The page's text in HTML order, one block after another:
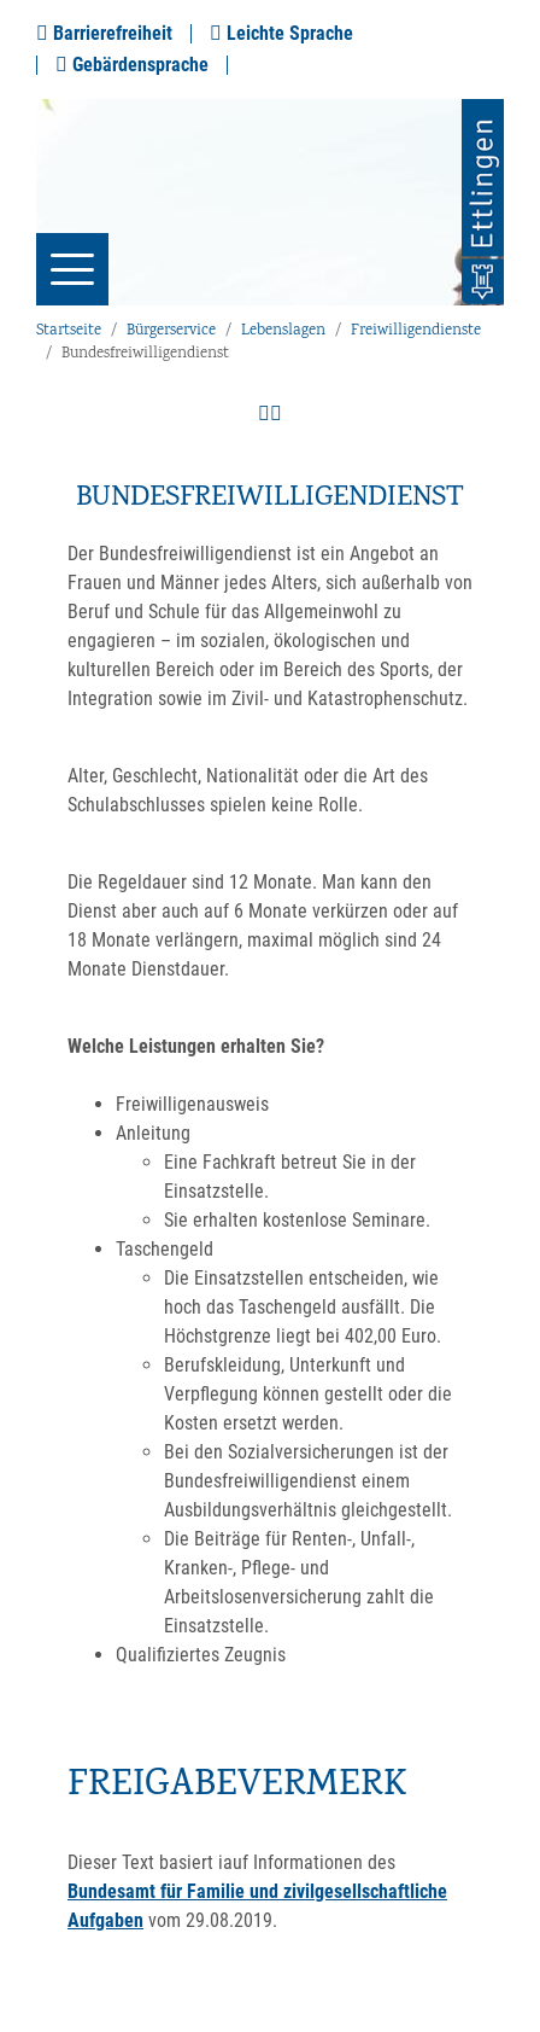
Barrierefreiheit
Leichte Sprache
Gebärdensprache
Startseite Bürgerservice Lebenslagen
Freiwilligendienste
Bundesfreiwilligendienst
BUNDESFREIWILLIGENDIENST
Der Bundesfreiwilligendienst ist ein Angebot an
Frauen und Männer jedes Alters, sich außerhalb von
Beruf und Schule für das Allgemeinwohl zu
engagieren – im sozialen, ökologischen und
kulturellen Bereich oder im Bereich des Sports, der
Integration sowie im Zivil- und Katastrophenschutz.
Alter, Geschlecht, Nationalität oder die Art des
Schulabschlusses spielen keine Rolle.
Die Regeldauer sind 12 Monate. Man kann den
Dienst aber auch auf 6 Monate verkürzen oder auf
18 Monate verlängern, maximal möglich sind 24
Monate Dienstdauer.
Welche Leistungen erhalten Sie?
Freiwilligenausweis
Anleitung
Eine Fachkraft betreut Sie in der
Einsatzstelle.
Sie erhalten kostenlose Seminare.
Taschengeld
Die Einsatzstellen entscheiden, wie
hoch das Taschengeld ausfällt. Die
Höchstgrenze liegt bei 402,00 Euro.
Berufskleidung, Unterkunft und
Verpflegung können gestellt oder die
Kosten ersetzt werden.
Bei den Sozialversicherungen ist der
Bundesfreiwilligendienst einem
Ausbildungsverhältnis gleichgestellt.
Die Beiträge für Renten-, Unfall-,
Kranken-, Pflege- und
Arbeitslosenversicherung zahlt die
Einsatzstelle.
Qualifiziertes Zeugnis
FREIGABEVERMERK
Dieser Text basiert iauf Informationen des
Bundesamt für Familie und zivilgesellschaftliche
Aufgaben vom 29.08.2019.